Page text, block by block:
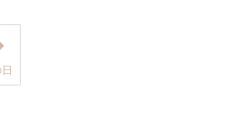
7